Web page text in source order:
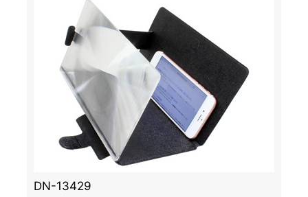
DN-13429